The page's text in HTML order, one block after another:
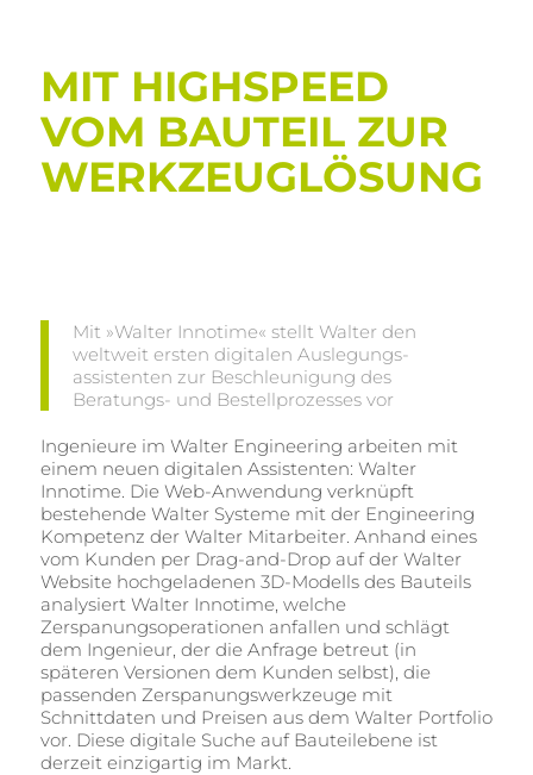
MIT HIGHSPEED
VOM BAUTEIL ZUR
WERKZEUGLÖSUNG
Mit »Walter Innotime« stellt Walter den
weltweit ersten digitalen Auslegungs-
assistenten zur Beschleunigung des
Beratungs- und Bestellprozesses vor
Ingenieure im Walter Engineering arbeiten mit
einem neuen digitalen Assistenten: Walter
Innotime. Die Web-Anwendung verknüpft
bestehende Walter Systeme mit der Engineering
Kompetenz der Walter Mitarbeiter. Anhand eines
vom Kunden per Drag-and-Drop auf der Walter
Website hochgeladenen 3D-Modells des Bauteils
analysiert Walter Innotime, welche
Zerspanungsoperationen anfallen und schlägt
dem Ingenieur, der die Anfrage betreut (in
späteren Versionen dem Kunden selbst), die
passenden Zerspanungswerkzeuge mit
Schnittdaten und Preisen aus dem Walter Portfolio
vor. Diese digitale Suche auf Bauteilebene ist
derzeit einzigartig im Markt.